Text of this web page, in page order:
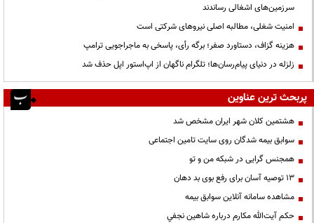
سرزمین‌های اشغالی رساندند
‌امنیت شغلی، مطالبه اصلی نیروهای شرکتی است
هزینه گزاف، دستاورد صفر؛ برگه رأی، پاسخی به ماجراجویی ترامپ
زلزله در دنیای پیام‌رسان‌ها؛ تلگرام ناگهان از اپ‌استور اپل حذف شد
پربحث ترین عناوین
هشتمین کلان شهر ایران مشخص شد
سوابق بیمه شدگان روی سایت تامین اجتماعی
همجنس گرایی در شبکه من و تو
13 توصیه آسان برای رفع بوی بد دهان
مشاهده سامانه آنلاين سوابق بیمه
حكم آيت‌الله مكارم درباره شاهين نجفي